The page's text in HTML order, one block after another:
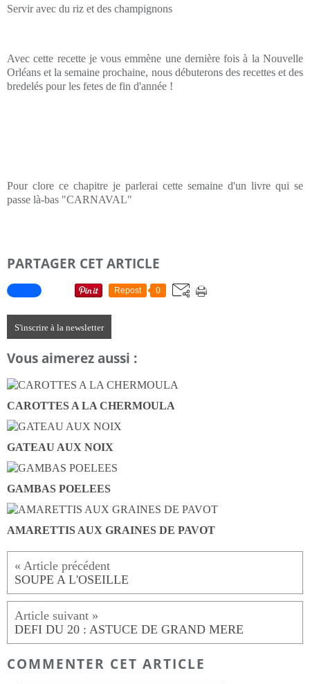
Servir avec du riz et des champignons
Avec cette recette je vous emmène une dernière fois à la Nouvelle
Orléans et la semaine prochaine, nous débuterons des recettes et des
bredelés pour les fetes de fin d'année !
Pour clore ce chapitre je parlerai cette semaine d'un livre qui se
passe là-bas "CARNAVAL"
PARTAGER CET ARTICLE
Repost 0
S'inscrire à la newsletter
Vous aimerez aussi :
CAROTTES A LA CHERMOULA
GATEAU AUX NOIX
GAMBAS POELEES
AMARETTIS AUX GRAINES DE PAVOT
SOUPE A L'OSEILLE
DEFI DU 20 : ASTUCE DE GRAND MERE
COMMENTER CET ARTICLE